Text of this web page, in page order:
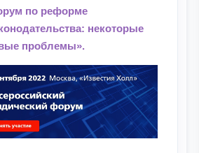
по реформе
некоторые
проблемы».